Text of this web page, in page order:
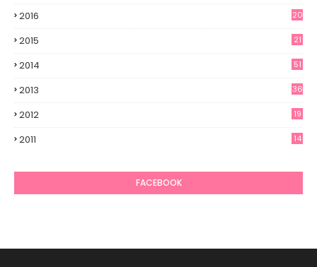
2016 20
2015 21
2014 51
2013 36
2012
19
2011
14
FACEBOOK